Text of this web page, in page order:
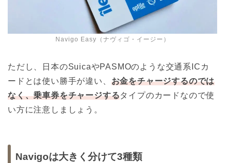
Navigo Easy（ナヴィゴ・イージー）
ただし、日本のSuicaやPASMOのような交通系ICカ
ードとは使い勝手が違い、 お金をチャージするのでは
なく、乗車券をチャージするタイプのカードなので使
い方に注意しましょう。
Navigoは大きく分けて3種類